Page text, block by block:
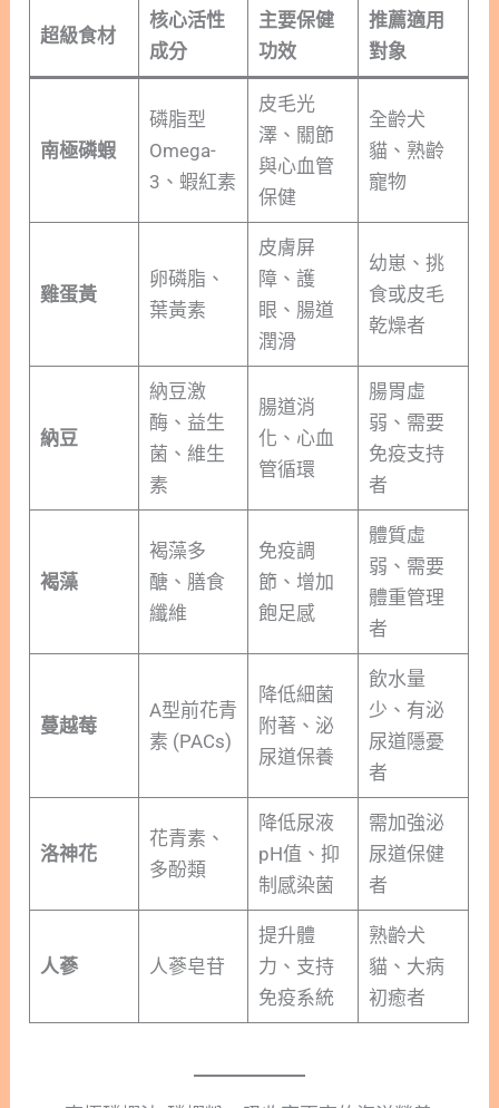
超級食材
核心活性
成分
主要保健
功效
推薦適用
對象
南極磷蝦
磷脂型
Omega-
3、蝦紅素
皮毛光
澤、關節
與心血管
保健
全齡犬
貓、熟齡
寵物
雞蛋黃
卵磷脂、
葉黃素
皮膚屏
障、護
眼、腸道
潤滑
幼崽、挑
食或皮毛
乾燥者
納豆
納豆激
酶、益生
菌、維生
素
腸道消
化、心血
管循環
腸胃虛
弱、需要
免疫支持
者
褐藻
褐藻多
醣、膳食
纖維
免疫調
節、增加
飽足感
體質虛
弱、需要
體重管理
者
蔓越莓
A型前花青
素 (PACs)
降低細菌
附著、泌
尿道保養
飲水量
少、有泌
尿道隱憂
者
洛神花
花青素、
多酚類
降低尿液
pH值、抑
制感染菌
需加強泌
尿道保健
者
人蔘 人蔘皂苷
提升體
力、支持
免疫系統
熟齡犬
貓、大病
初癒者